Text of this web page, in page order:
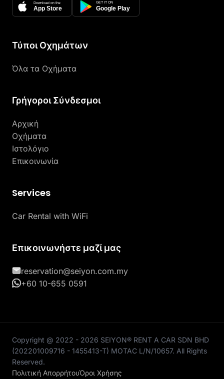
Download on the
App Store
GET IT ON
Google Play
Τύποι Οχημάτων
Όλα τα Οχήματα
Services
Car Rental with WiFi
Γρήγοροι Σύνδεσμοι
Αρχική
Οχήματα
Ιστολόγιο
Επικοινωνία
Επικοινωνήστε μαζί μας
reservation@seiyon.com.my
+60 10-655 0591
Copyright @ 2022 - 2026 SEIYON® RENT A CAR SDN BHD
(202201009716 - 1455413-T) MOTAC L/N/10657. All Rights
Reserved.
Πολιτική ΑπορρήτουΌροι Χρήσης